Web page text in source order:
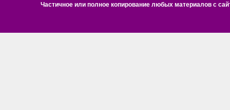
Частичное или полное копирование любых материалов с